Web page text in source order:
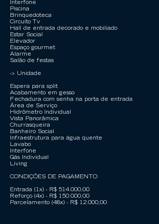
Interfone
Piscina
Brinquedoteca
Circuito Tv
Hall de entrada decorado e mobiliado
Estar Social
Elevador
Espaço gourmet
Alarme
Salão de festas
-> Unidade
Espera para split
Acabamento em gesso
Fechadura com senha na porta de entrada
Área de Serviço
Hidrômetro Individual
Vista Panorâmica
Churrasqueira
Banheiro Social
Infraestrutura para água quente
Lavabo
Interfone
Gás Individual
Living
CONDIÇÕES DE PAGAMENTO
Entrada (1x) - R$ 514.000,00
Reforço (4x) - R$ 150.000,00
Parcelamento (48x) - R$ 12.000,00